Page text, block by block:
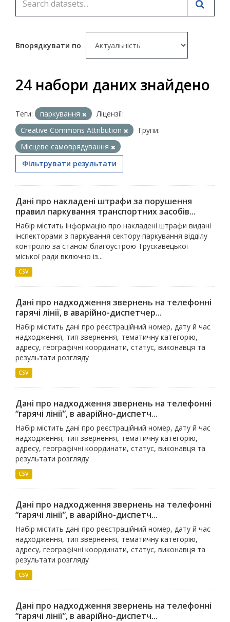
Впорядкувати по
24 набори даних знайдено
Теги: паркування
Ліцензії:
Creative Commons Attribution
Групи:
Місцеве самоврядування
Фільтрувати результати
Дані про накладені штрафи за порушення
правил паркування транспортних засобів...
Набір містить інформацію про накладені штрафи видані
інспекторами з паркування сектору паркування відділу
контролю за станом благоустрою Трускавецької
міської ради включно із...
CSV
Дані про надходження звернень на телефонні
гарячі лінії, в аварійно-диспетчер...
Набір містить дані про реєстраційний номер, дату й час
надходження, тип звернення, тематичну категорію,
адресу, географічні координати, статус, виконавця та
результати розгляду
CSV
Дані про надходження звернень на телефонні
“гарячі лінії”, в аварійно-диспетч...
Набір містить дані про реєстраційний номер, дату й час
надходження, тип звернення, тематичну категорію,
адресу, географічні координати, статус, виконавця та
результати розгляду
CSV
Дані про надходження звернень на телефонні
“гарячі лінії”, в аварійно-диспетч...
Набір містить дані про реєстраційний номер, дату й час
надходження, тип звернення, тематичну категорію,
адресу, географічні координати, статус, виконавця та
результати розгляду
CSV
Дані про надходження звернень на телефонні
“гарячі лінії”, в аварійно-диспетч...